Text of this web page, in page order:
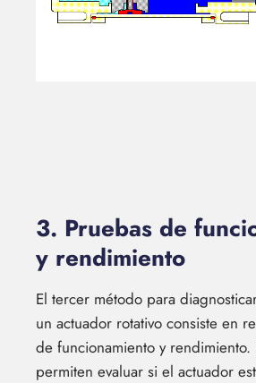
3. Pruebas de
y rendimiento
El tercer método para
un actuador rotativo consiste en
de funcionamiento y rendimiento.
permiten evaluar si el actuador